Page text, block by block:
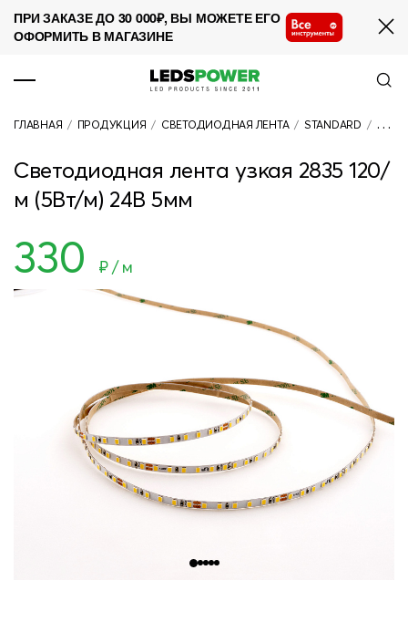
ПРИ ЗАКАЗЕ ДО 30 000₽, ВЫ МОЖЕТЕ ЕГО
ОФОРМИТЬ В МАГАЗИНЕ
О КОМПАНИИ
СОТРУДНИЧЕСТВО
НОВОСТИ
ПРОЕКТЫ
КОНТАКТЫ
ГЛАВНАЯ / ПРОДУКЦИЯ / СВЕТОДИОДНАЯ ЛЕНТА / STANDARD /
Светодиодная лента узкая 2835 120/
м (5Вт/м) 24В 5мм
330 ₽ / м